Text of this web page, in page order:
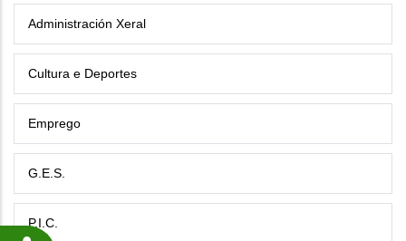
Administración Xeral
Cultura e Deportes
Emprego
G.E.S.
P.I.C.